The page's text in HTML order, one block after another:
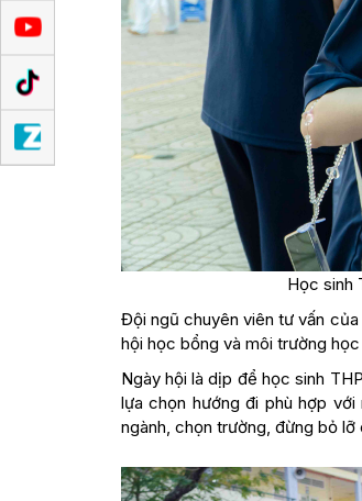
Học sinh
Đội ngũ chuyên viên tư vấn
hội học bổng và môi trường
Ngày hội là dịp để học sinh
lựa chọn hướng đi phù hợp
ngành, chọn trường, đừng bỏ